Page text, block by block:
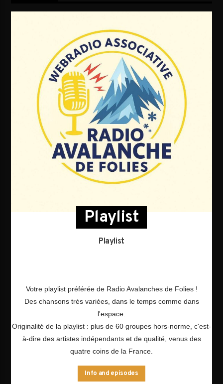
Playlist
Playlist
Votre playlist préférée de Radio Avalanches de Folies !
Des chansons très variées, dans le temps comme dans
l'espace.
Originalité de la playlist : plus de 60 groupes hors-norme, c'est-
à-dire des artistes indépendants et de qualité, venus des
quatre coins de la France.
Info and episodes